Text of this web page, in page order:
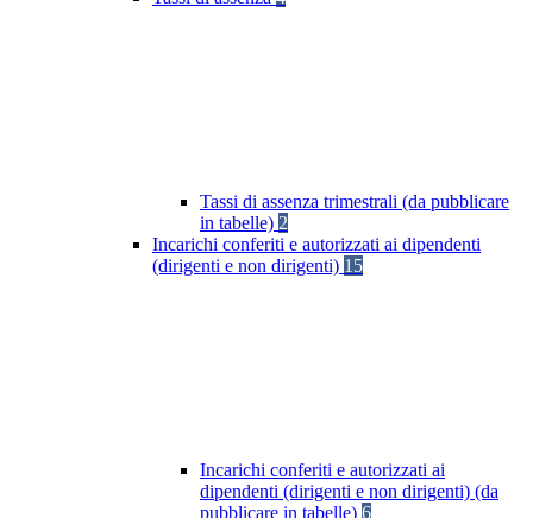
Tassi di assenza trimestrali (da pubblicare
in tabelle) 2
Incarichi conferiti e autorizzati ai dipendenti
(dirigenti e non dirigenti) 15
Incarichi conferiti e autorizzati ai
dipendenti (dirigenti e non dirigenti) (da
pubblicare in tabelle) 6